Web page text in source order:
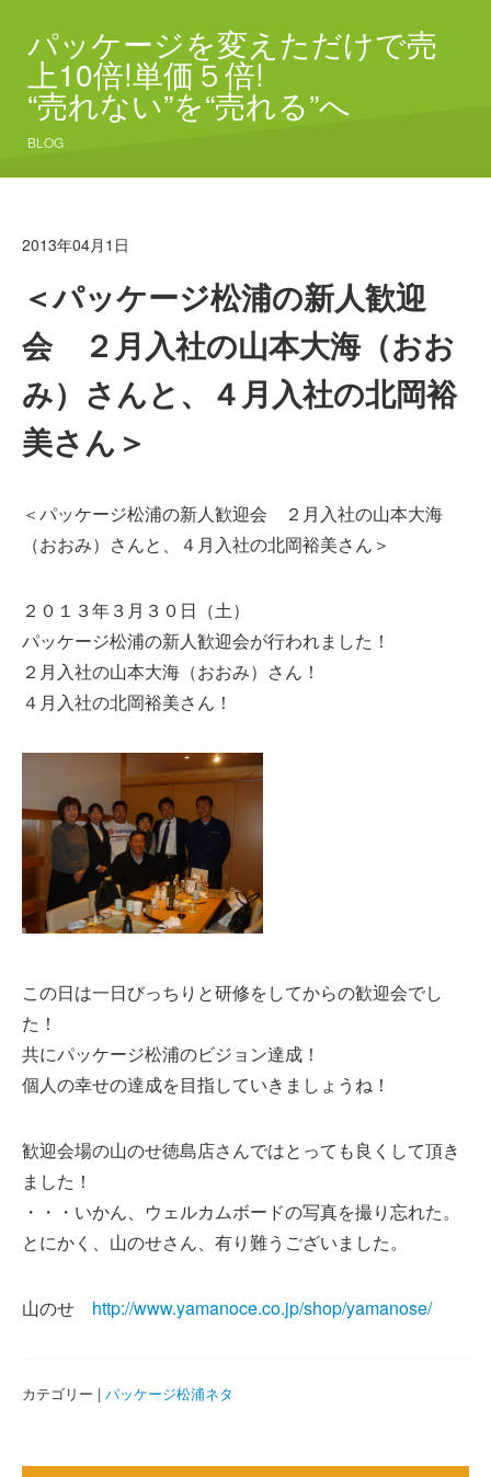
パッケージを変えただけで売
上10倍!単価５倍!
“売れない”を“売れる”へ
BLOG
2013年04月1日
＜パッケージ松浦の新人歓迎
会 ２月入社の山本大海（おお
み）さんと、４月入社の北岡裕
美さん＞
＜パッケージ松浦の新人歓迎会 ２月入社の山本大海
（おおみ）さんと、４月入社の北岡裕美さん＞
２０１３年３月３０日（土）
パッケージ松浦の新人歓迎会が行われました！
２月入社の山本大海（おおみ）さん！
４月入社の北岡裕美さん！
この日は一日びっちりと研修をしてからの歓迎会でし
た！
共にパッケージ松浦のビジョン達成！
個人の幸せの達成を目指していきましょうね！
歓迎会場の山のせ徳島店さんではとっても良くして頂き
ました！
・・・いかん、ウェルカムボードの写真を撮り忘れた。
とにかく、山のせさん、有り難うございました。
山のせ http://www.yamanoce.co.jp/shop/yamanose/
カテゴリー | パッケージ松浦ネタ